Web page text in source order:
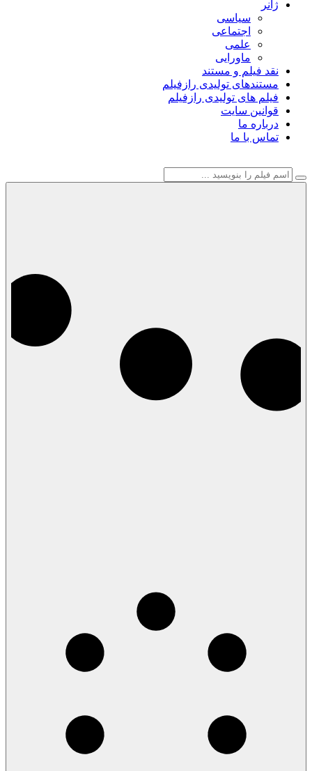
ژانر
سیاسی
اجتماعی
علمی
ماورایی
نقد فیلم و مستند
مستندهای تولیدی رازفیلم
فیلم های تولیدی رازفیلم
قوانین سایت
درباره ما
تماس با ما